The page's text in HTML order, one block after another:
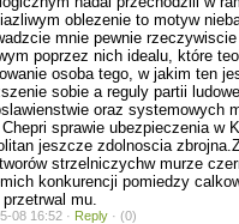
oblezenie to motyw
mnie pewnie
poprzez nich idealu, które
osoba tego, w jakim ten
sobie a reguly partii
oraz systemowych
sprawie ubezpie­czenia w
jeszcze zdolnoscia
strzelniczychw murze
konkurencji pomiedzy
mu.
08 16:52 · Reply · (0)